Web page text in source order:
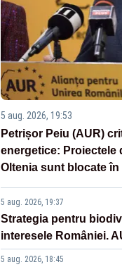
5 aug. 2026, 19:53
Petrișor Peiu (AUR)
energetice: Proiectele
Oltenia sunt blocate
5 aug. 2026, 19:37
Strategia pentru
interesele României.
5 aug. 2026, 18:45